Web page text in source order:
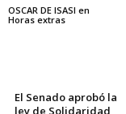
OSCAR DE ISASI en
Horas extras
El Senado aprobó la
ley de Solidaridad